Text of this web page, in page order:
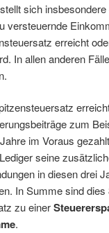
sich
versteuernde
erreicht
In allen anderen
zum
im Voraus
seine
in diesen drei
In Summe sind dies
zu einer
.